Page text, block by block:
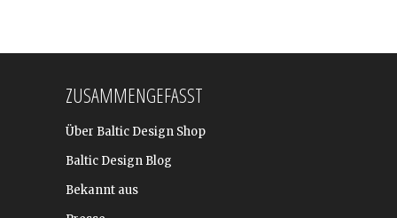
ZUSAMMENGEFASST
Über Baltic Design Shop
Baltic Design Blog
Bekannt aus